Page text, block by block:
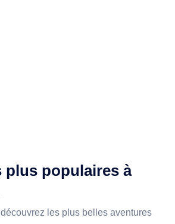
plus populaires à
les plus belles aventures